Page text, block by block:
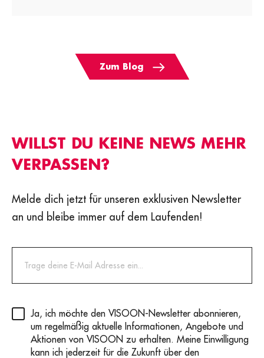
Zum Blog
WILLST DU KEINE NEWS MEHR
VERPASSEN?
Melde dich jetzt für unseren exklusiven Newsletter
an und bleibe immer auf dem Laufenden!
Privacy(erforderlich)
Ja, ich möchte den VISOON-Newsletter abonnieren,
um regelmäßig aktuelle Informationen, Angebote und
Aktionen von VISOON zu erhalten. Meine Einwilligung
kann ich jederzeit für die Zukunft über den